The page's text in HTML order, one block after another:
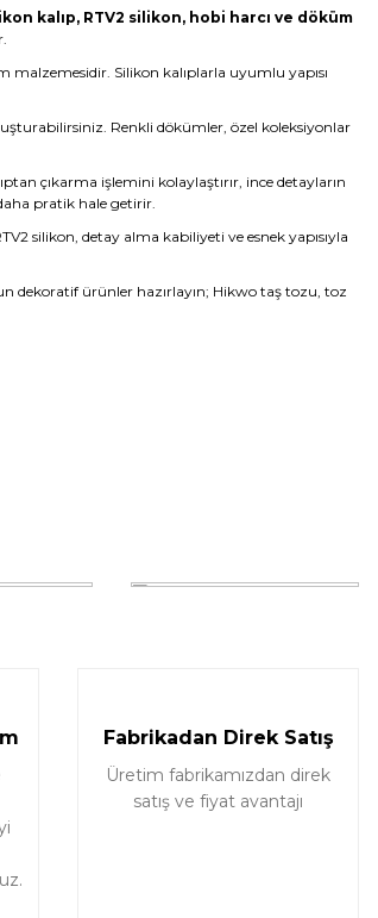
kalıp, RTV2 silikon, hobi harcı ve döküm
Silikon kalıplarla uyumlu yapısı
Renkli dökümler, özel koleksiyonlar
çıkarma işlemini kolaylaştırır, ince detayların
daha pratik hale getirir.
silikon, detay alma kabiliyeti ve esnek yapısıyla
dekoratif ürünler hazırlayın; Hikwo taş tozu, toz
Fabrikadan Direk Satış
Üretim fabrikamızdan direk
satış ve fiyat avantajı